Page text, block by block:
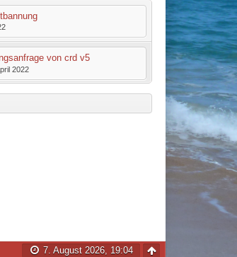
von crd v5
2022
7. August 2026, 19:04